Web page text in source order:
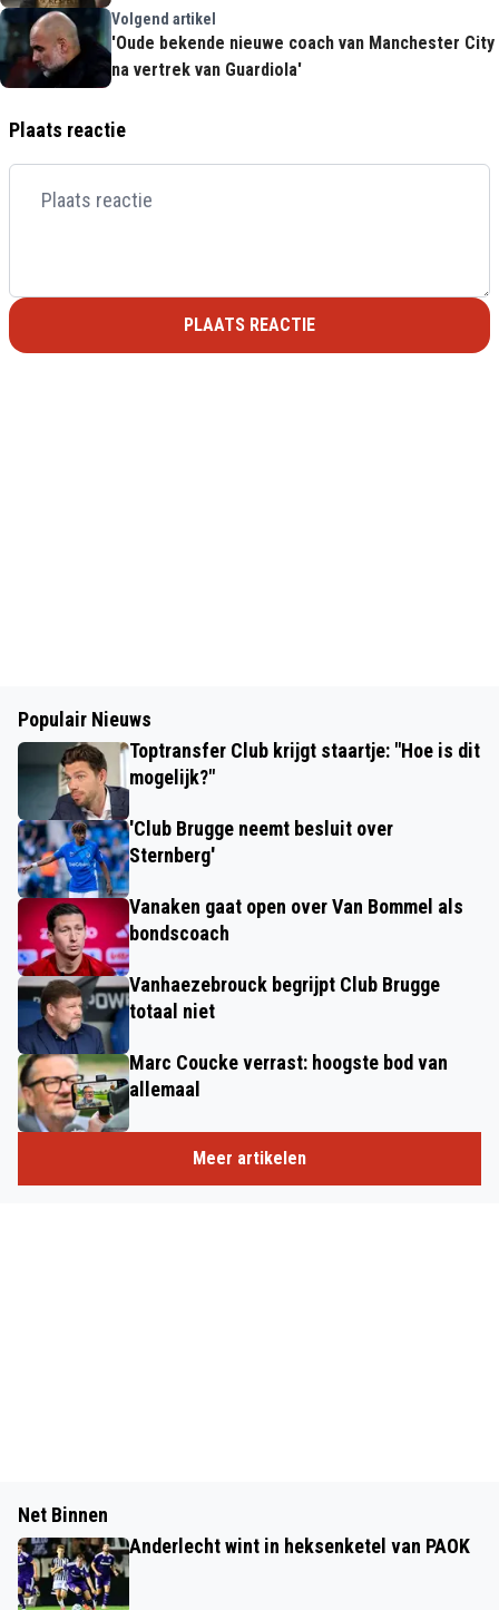
Volgend artikel
'Oude bekende nieuwe coach van Manchester City
na vertrek van Guardiola'
Plaats reactie
PLAATS REACTIE
Populair Nieuws
Toptransfer Club krijgt staartje: "Hoe is dit
mogelijk?"
'Club Brugge neemt besluit over
Sternberg'
Vanaken gaat open over Van Bommel als
bondscoach
Vanhaezebrouck begrijpt Club Brugge
totaal niet
Marc Coucke verrast: hoogste bod van
allemaal
Meer artikelen
Net Binnen
Anderlecht wint in heksenketel van PAOK